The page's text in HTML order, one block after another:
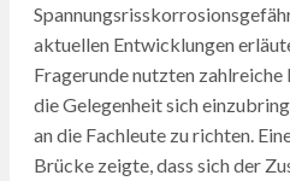
aktuellen Entwicklungen
Fragerunde nutzten
die Gelegenheit sich
an die Fachleute zu richten.
Brücke zeigte, dass sich der